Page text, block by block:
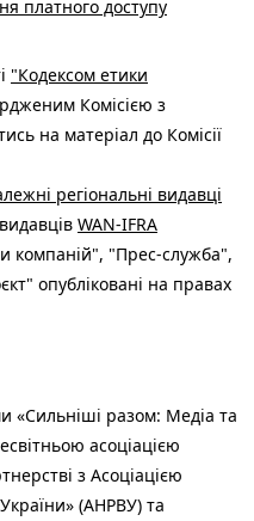
платного доступу
"Кодексом етики
Комісією з
на матеріал до Комісії
регіональні видавці
WAN-IFRA
компаній", "Прес-служба",
опубліковані на правах
«Сильніші разом: Медіа та
асоціацією
з Асоціацією
(АНРВУ) та